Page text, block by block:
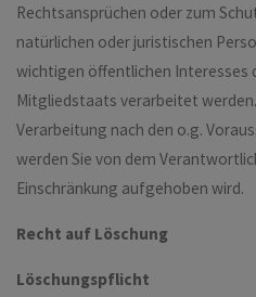
Rechtsansprüchen oder zum
natürlichen oder juristischen
wichtigen öffentlichen Interesses
Mitgliedstaats verarbeitet
Verarbeitung nach den o.g.
werden Sie von dem
Einschränkung aufgehoben wird.
Recht auf Löschung
Löschungspflicht